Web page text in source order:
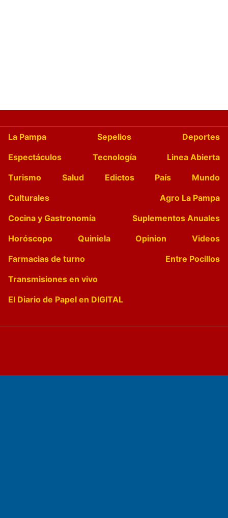
La Pampa Sepelios
Deportes
Espectáculos
Tecnología
Linea Abierta
Turismo
Salud Edictos País
Mundo
Culturales
Agro La Pampa
Cocina y Gastronomía
Suplementos Anuales
Horóscopo
Quiniela Opinion
Videos
Farmacias de turno
Entre Pocillos
Transmisiones en vivo
El Diario de Papel en DIGITAL